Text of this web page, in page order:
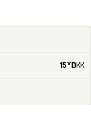
1500DKK